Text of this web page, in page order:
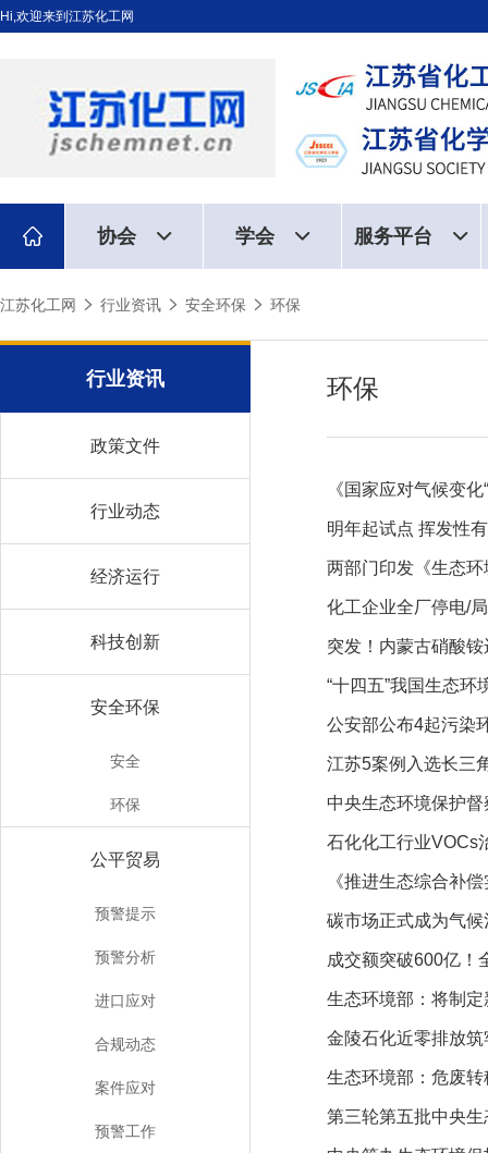
Hi,欢迎来到江苏化工网
协会 学会 服务平台
江苏化工网 行业资讯 安全环保 环保
行业资讯
政策文件
行业动态
经济运行
科技创新
安全环保
安全
环保
公平贸易
预警提示
预警分析
进口应对
合规动态
案件应对
预警工作
环保
《国家应对气候变
明年起试点 挥发性
两部门印发《生态环
化工企业全厂停电/
突发！内蒙古硝酸
“十四五”我国生态环
公安部公布4起污染
江苏5案例入选长三
中央生态环境保护
石化化工行业VOCs
《推进生态综合补
碳市场正式成为气
成交额突破600亿！
生态环境部：将制
金陵石化近零排放
生态环境部：危废转
第三轮第五批中央